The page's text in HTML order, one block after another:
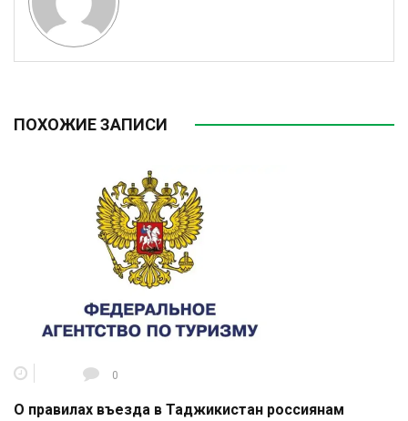
ПОХОЖИЕ ЗАПИСИ
0
О правилах въезда в Таджикистан россиянам